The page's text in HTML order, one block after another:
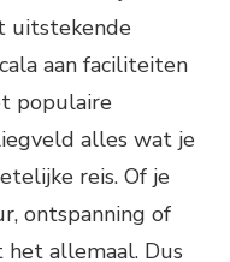
uitstekende
aan faciliteiten
populaire
alles wat je
reis. Of je
ontspanning of
allemaal. Dus